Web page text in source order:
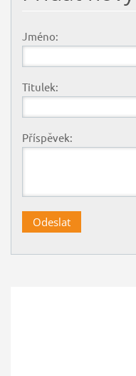
Jméno:
Titulek:
Příspěvek: